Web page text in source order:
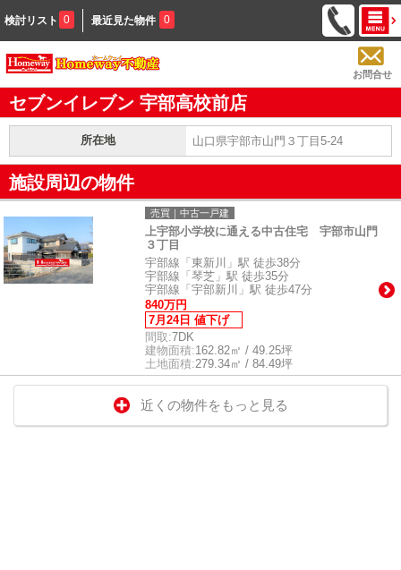
検討リスト 0 最近見た物件 0
お問合せ
セブンイレブン 宇部高校前店
所在地 山口県宇部市山門３丁目5-24
施設周辺の物件
売買｜中古一戸建
上宇部小学校に通える中古住宅 宇部市山門
３丁目
宇部線「東新川」駅 徒歩38分
宇部線「琴芝」駅 徒歩35分
宇部線「宇部新川」駅 徒歩47分
840万円
7月24日 値下げ
間取:7DK
建物面積:162.82㎡ / 49.25坪
土地面積:279.34㎡ / 84.49坪
近くの物件をもっと見る